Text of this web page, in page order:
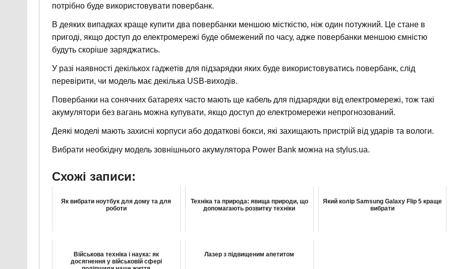
потрібно буде використовувати повербанк.
В деяких випадках краще купити два повербанки меншою місткістю, ніж один потужний. Це стане в
пригоді, якщо доступ до електромережі буде обмежений по часу, адже повербанки меншою ємністю
будуть скоріше заряджатись.
У разі наявності декількох гаджетів для підзарядки яких буде використовуватись повербанк, слід
перевірити, чи модель має декілька USB-виходів.
Повербанки на сонячних батареях часто мають ще кабель для підзарядки від електромережі, тож такі
акумулятори без вагань можна купувати, якщо доступ до електромережи непрогнозований.
Деякі моделі мають захисні корпуси або додаткові бокси, які захищають пристрій від ударів та вологи.
Вибрати необхідну модель зовнішнього акумулятора Power Bank можна на stylus.ua.
Схожі записи:
Як вибрати ноутбук для дому та для
роботи
Техніка та природа: явища природи, що
допомагають розвитку техніки
Який колір Samsung Galaxy Flip 5 краще
вибрати
Військова техніка і наука: як
досягнення у військовій сфері
Лазер з підвищеним апетитом